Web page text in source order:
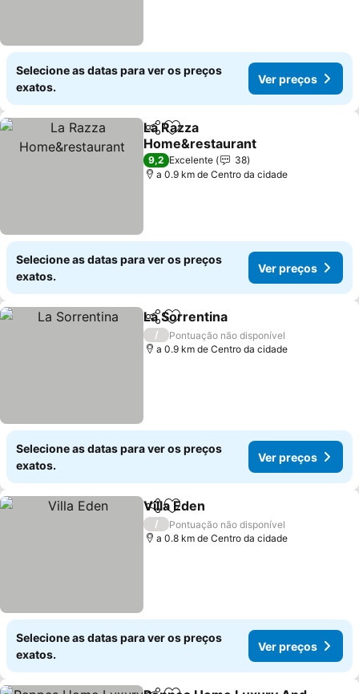
Selecione as datas para ver os preços
exatos.
Ver preços
PartilharAdicionar aos favoritos
La Razza
Home&restaurant
Ver preços
9,2 Excelente
38
a 0.9 km de Centro da cidade
Selecione as datas para ver os preços
exatos.
Ver preços
PartilharAdicionar aos favoritos
La Sorrentina
/
Pontuação não disponível
a 0.9 km de Centro da cidade
Selecione as datas para ver os preços
exatos.
Ver preços
PartilharAdicionar aos favoritos
Villa Eden
/
Pontuação não disponível
a 0.8 km de Centro da cidade
Selecione as datas para ver os preços
exatos.
Ver preços